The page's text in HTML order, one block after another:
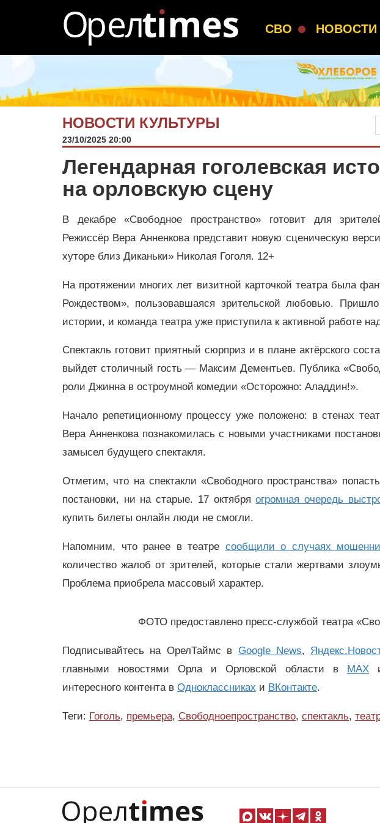
СВО НОВОСТИ
НОВОСТИ КУЛЬТУРЫ
23/10/2025 20:00
Легендарная гоголевская
на орловскую сцену
В декабре «Свободное пространство» готовит для
Режиссёр Вера Анненкова представит новую сценическую
хуторе близ Диканьки» Николая Гоголя. 12+
На протяжении многих лет визитной карточкой театра была
Рождеством», пользовавшаяся зрительской любовью.
истории, и команда театра уже приступила к активной работе
Спектакль готовит приятный сюрприз и в плане актёрского
выйдет столичный гость — Максим Дементьев. Публика
роли Джинна в остроумной комедии «Осторожно: Аладдин!».
Начало репетиционному процессу уже положено: в стенах
Вера Анненкова познакомилась с новыми участниками
замысел будущего спектакля.
Отметим, что на спектакли «Свободного пространства»
постановки, ни на старые. 17 октябряогромная очередь
купить билеты онлайн люди не смогли.
Напомним, что ранее в театре сообщили о случаях
количество жалоб от зрителей, которые стали жертвами
Проблема приобрела массовый характер.
ФОТО предоставлено пресс-службой театра
Подписывайтесь на ОрелТаймс в Google News,
главными новостями Орла и Орловской области в
MAX
интересного контента в Одноклассниках и ВКонтакте.
Теги: Гоголь, премьера, Свободноепространство, спектакль,